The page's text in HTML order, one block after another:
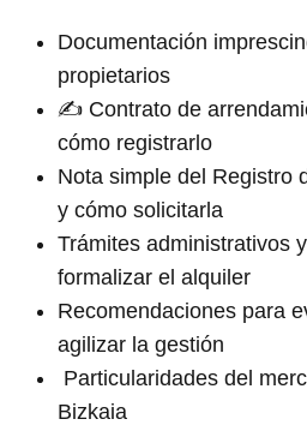
Documentación
propietarios
✍️ Contrato de
cómo registrarlo
Nota simple del Registro
y cómo solicitarla
Trámites administrativos
formalizar el alquiler
Recomendaciones para
agilizar la gestión
Particularidades del
Bizkaia